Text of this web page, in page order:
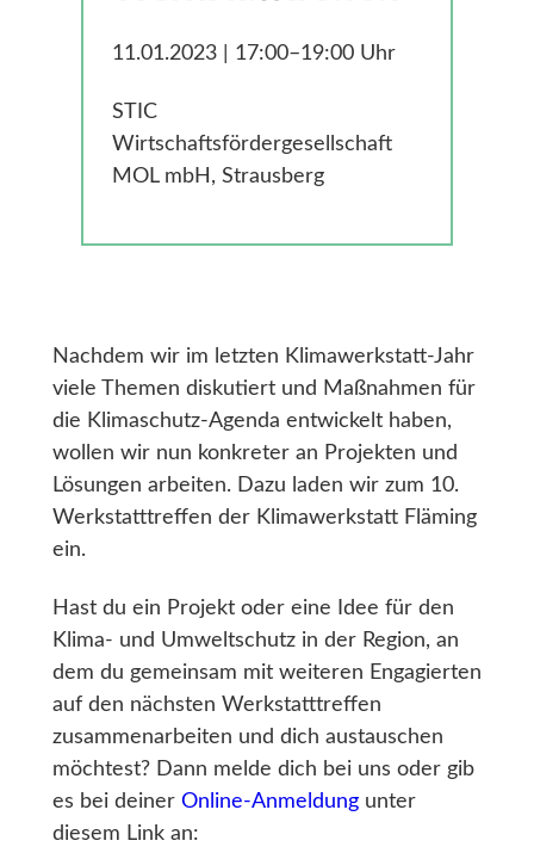
11.01.2023 | 17:00–19:00 Uhr
STIC
Wirtschaftsfördergesellschaft
MOL mbH, Strausberg
Nachdem wir im letzten Klimawerkstatt-Jahr
viele Themen diskutiert und Maßnahmen für
die Klimaschutz-Agenda entwickelt haben,
wollen wir nun konkreter an Projekten und
Lösungen arbeiten. Dazu laden wir zum 10.
Werkstatttreffen der Klimawerkstatt Fläming
ein.
Hast du ein Projekt oder eine Idee für den
Klima- und Umweltschutz in der Region, an
dem du gemeinsam mit weiteren Engagierten
auf den nächsten Werkstatttreffen
zusammenarbeiten und dich austauschen
möchtest? Dann melde dich bei uns oder gib
es bei deiner Online-Anmeldung unter
diesem Link an: